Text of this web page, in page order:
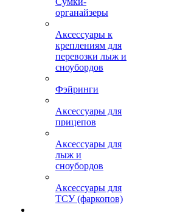
органайзеры
Аксессуары к
креплениям для
перевозки лыж и
сноубордов
Фэйринги
Аксессуары для
прицепов
Аксессуары для
лыж и
сноубордов
Аксессуары для
ТСУ (фаркопов)